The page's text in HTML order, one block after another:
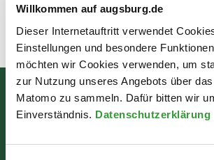
Willkommen auf augsburg.de
Dieser Internetauftritt verwendet
Einstellungen und besondere
möchten wir Cookies verwenden, um
zur Nutzung unseres Angebots über
Matomo zu sammeln. Dafür bitten wir
Einverständnis. Datenschutzerklärung
Bürgerinformation